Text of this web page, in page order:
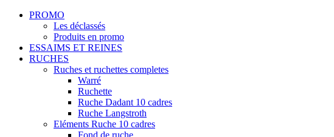
PROMO
Les déclassés
Produits en promo
ESSAIMS ET REINES
RUCHES
Ruches et ruchettes completes
Warré
Ruchette
Ruche Dadant 10 cadres
Ruche Langstroth
Eléments Ruche 10 cadres
Fond de ruche